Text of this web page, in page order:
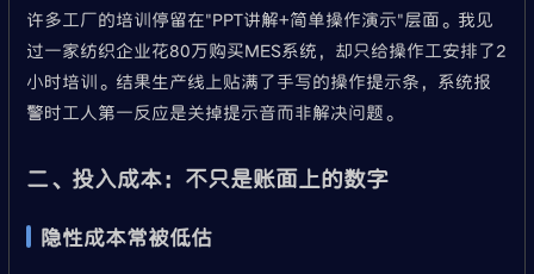
许多工厂的培训停留在"PPT讲解+简单操作演示"层面。我见
过一家纺织企业花80万购买MES系统，却只给操作工安排了2
小时培训。结果生产线上贴满了手写的操作提示条，系统报
警时工人第一反应是关掉提示音而非解决问题。
二、投入成本：不只是账面上的数字
隐性成本常被低估